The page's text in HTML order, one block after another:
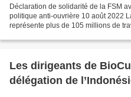
Déclaration de solidarité de la FSM
politique anti-ouvrière 10 août 2022
représente plus de 105 millions de
Les dirigeants de
délégation de